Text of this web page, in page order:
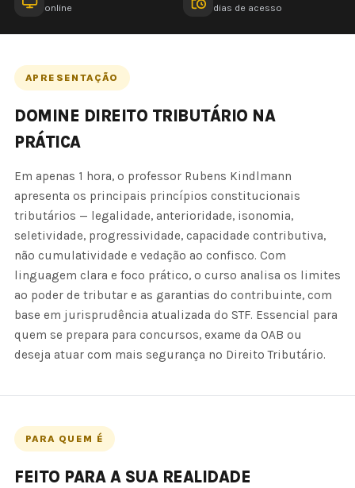
online dias de acesso
APRESENTAÇÃO
DOMINE DIREITO TRIBUTÁRIO NA
PRÁTICA
Em apenas 1 hora, o professor Rubens Kindlmann
apresenta os principais princípios constitucionais
tributários — legalidade, anterioridade, isonomia,
seletividade, progressividade, capacidade contributiva,
não cumulatividade e vedação ao confisco. Com
linguagem clara e foco prático, o curso analisa os limites
ao poder de tributar e as garantias do contribuinte, com
base em jurisprudência atualizada do STF. Essencial para
quem se prepara para concursos, exame da OAB ou
deseja atuar com mais segurança no Direito Tributário.
PARA QUEM É
FEITO PARA A SUA REALIDADE